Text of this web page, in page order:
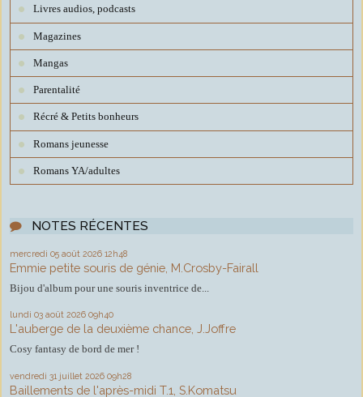
Livres audios, podcasts
Magazines
Mangas
Parentalité
Récré & Petits bonheurs
Romans jeunesse
Romans YA/adultes
NOTES RÉCENTES
mercredi 05 août 2026 12h48
Emmie petite souris de génie, M.Crosby-Fairall
Bijou d'album pour une souris inventrice de...
lundi 03 août 2026 09h40
L'auberge de la deuxième chance, J.Joffre
Cosy fantasy de bord de mer !
vendredi 31 juillet 2026 09h28
Baillements de l'après-midi T.1, S.Komatsu